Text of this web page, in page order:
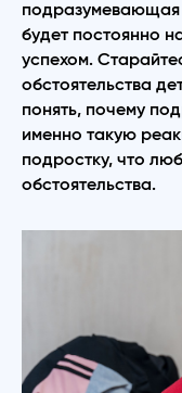
подразумевающая
будет постоянно
успехом.
обстоятельства
понять, почему
именно такую
подростку, что
обстоятельства.